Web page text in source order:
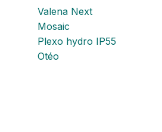
Valena Next
Mosaic
Plexo hydro IP55
Otéo